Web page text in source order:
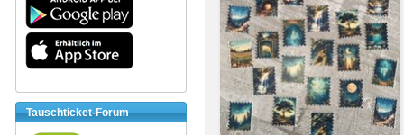
Tauschticket-Forum